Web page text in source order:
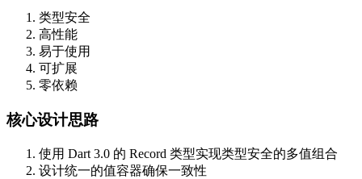
类型安全
高性能
易于使用
可扩展
零依赖
核心设计思路
使用 Dart 3.0 的 Record 类型实现类型安全的多值组合
设计统一的值容器确保一致性